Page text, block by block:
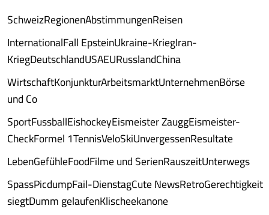
SchweizRegionenAbstimmungenReisen
InternationalFall EpsteinUkraine-KriegIran-
KriegDeutschlandUSAEURusslandChina
WirtschaftKonjunkturArbeitsmarktUnternehmenBörse
und Co
SportFussballEishockeyEismeister ZauggEismeister-
CheckFormel 1TennisVeloSkiUnvergessenResultate
LebenGefühleFoodFilme und SerienRauszeitUnterwegs
SpassPicdumpFail-DienstagCute NewsRetroGerechtigkeit
siegtDumm gelaufenKlischeekanone